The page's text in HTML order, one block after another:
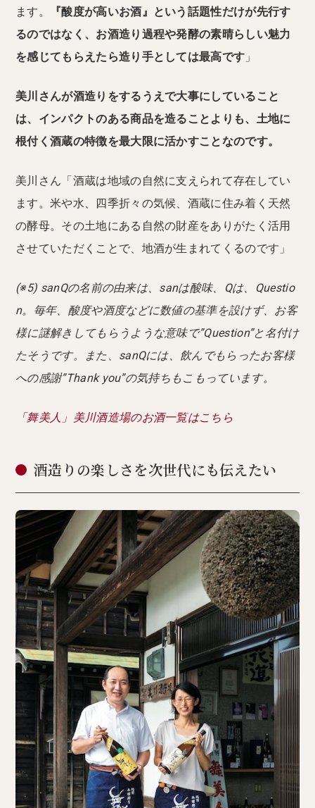
ます。
『酸度が高いお酒』という話題性だけが先行す
るのではなく、お酒造り過程や発酵の素晴らしい魅力
を感じてもらえたら造り手としては最高です 」
美川さんが酒造りをするうえで大事にしていること
は、インパクトのある商品を造ることよりも、土地に
根付く酒蔵の特徴を最大限に活かすことなのです。
美川さん「酒蔵は地域の自然に支えられて存在してい
ます。米や水、四季折々の気候、酒蔵に住み着く天然
の酵母。その土地にある自然の財産をありがたく活用
させていただくことで、地酒が生まれてくるのです」
(※5) sanQの名前の由来は、sanは酸味、Qは、Questio
n。毎年、酸度や酒度などに数値の基準を設けず、お客
様に謎解きしてもらうような意味で”Question”と名付け
たそうです。また、sanQには、飲んでもらったお客様
への感謝”Thank you”の気持ちもこもっています。
「舞美人」美川酒造場のお酒一覧はこちら
酒造りの楽しさを次世代にも伝えたい